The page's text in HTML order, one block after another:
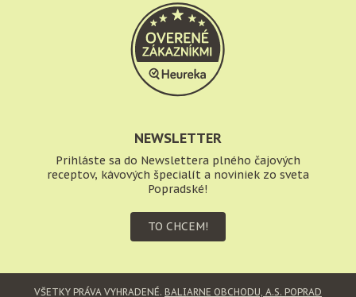
NEWSLETTER
Prihláste sa do Newslettera plného čajových
receptov, kávových špecialít a noviniek zo sveta
Popradské!
TO CHCEM!
VŠETKY PRÁVA VYHRADENÉ. BALIARNE OBCHODU, A.S. POPRAD